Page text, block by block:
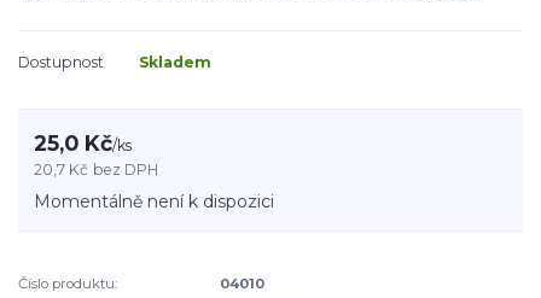
Dostupnost Skladem
25,0 Kč/ks
20,7 Kč bez DPH
Momentálně není k dispozici
Číslo produktu:
04010